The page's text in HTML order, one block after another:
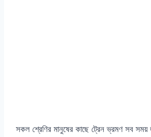
সকল শ্রেণির মানুষের কাছে ট্রেন ভ্রমণ সব সময়